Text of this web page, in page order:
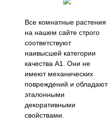
Все комнатные растения
на нашем сайте строго
соответствуют
наивысшей категории
качества А1. Они не
имеют механических
повреждений и обладают
эталонными
декоративными
свойствами.